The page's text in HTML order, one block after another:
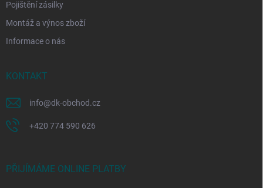
Pojištění zásilky
Montáž a výnos zboží
Informace o nás
KONTAKT
info@dk-obchod.cz
+420 774 590 626
PŘIJÍMÁME ONLINE PLATBY